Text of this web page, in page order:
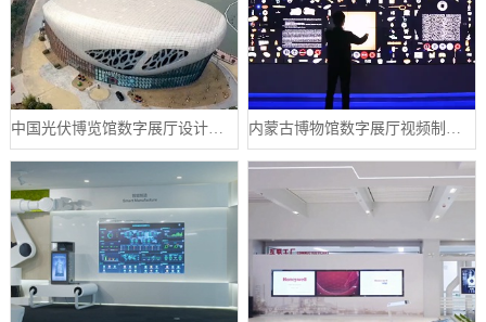
中国光伏博览馆数字展厅设计案例 内蒙古博物馆数字展厅视频制作宣传片案例